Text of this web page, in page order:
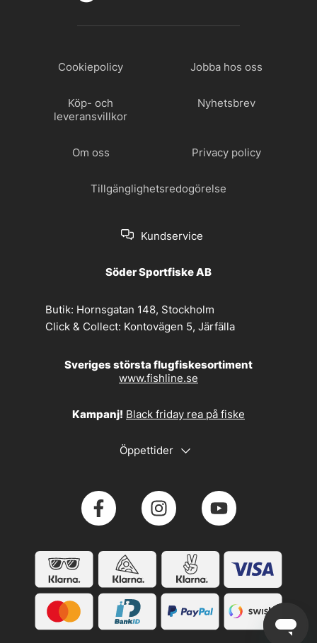
Cookiepolicy Jobba hos oss
Köp- och
leveransvillkor
Nyhetsbrev
Om oss Privacy policy
Tillgänglighetsredogörelse
Kundservice
Söder Sportfiske AB
Butik: Hornsgatan 148, Stockholm
Click & Collect: Kontovägen 5, Järfälla
Sveriges största flugfiskesortiment
www.fishline.se
Kampanj! Black friday rea på fiske
Öppettider